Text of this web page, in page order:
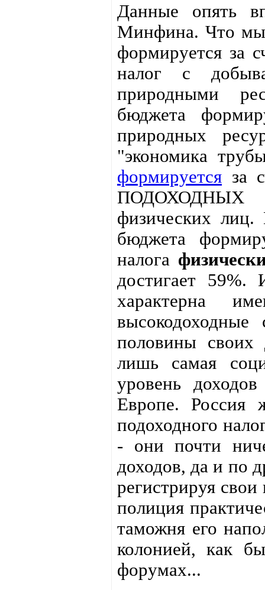
Данные опять
Минфина. Что мы
формируется за
налог с
природными
бюджета
природных
"экономика
формируется за
ПОДОХОДНЫХ
физических
бюджета
налога
достигает 59%.
характерна
высокодоходные
половины
лишь самая
уровень
Европе. Россия
подоходного
- они почти
доходов, да и по
регистрируя
полиция
таможня его
колонией, как
форумах...